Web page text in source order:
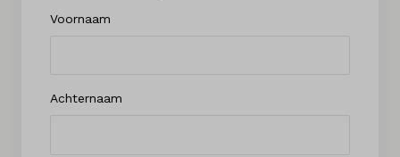
Voornaam
Achternaam